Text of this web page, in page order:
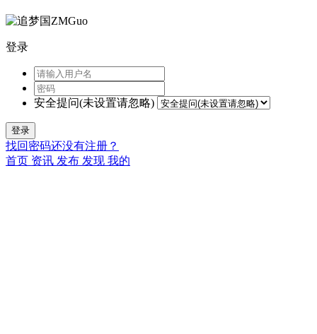
登录
安全提问(未设置请忽略)
登录
找回密码还没有注册？
首页 资讯 发布 发现 我的